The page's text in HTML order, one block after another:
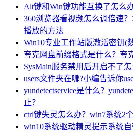
Alt键和Win键功能互换了怎么办
360浏览器看视频怎么调倍速
播放的方法
Win10专业工作站版激活密钥(
夸克网盘前缀格式是什么？夸
SysMain服务禁用后开启不了怎
users文件夹在哪?小编告诉你
yundetectservice是什么？
止？
ctrl键失灵怎么办？win7系统2
win10系统驱动精灵提示系统